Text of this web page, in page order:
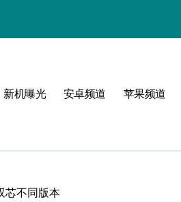
新机曝光 安卓频道 苹果频道
芯不同版本